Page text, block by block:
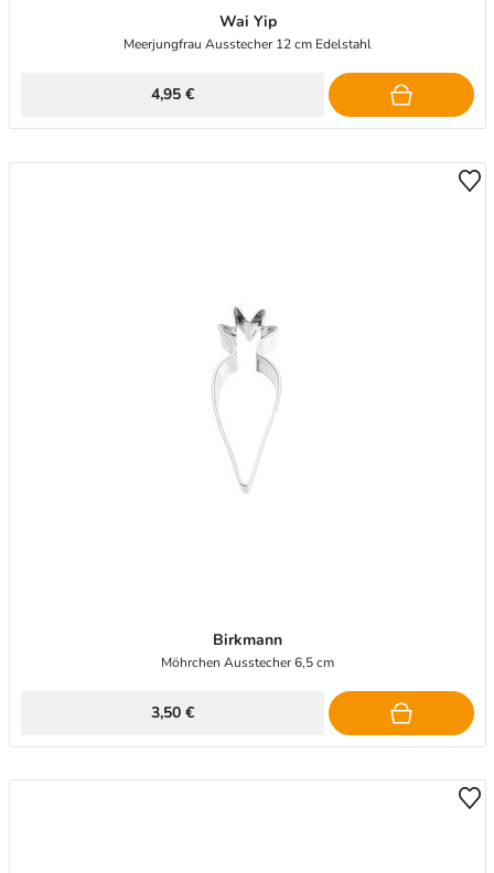
Wai Yip
Meerjungfrau Ausstecher 12 cm Edelstahl
4,95 €
Birkmann
Möhrchen Ausstecher 6,5 cm
3,50 €